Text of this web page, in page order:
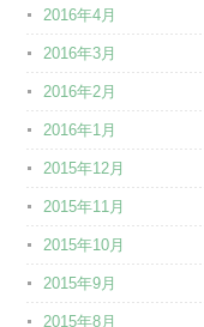
2016年4月
2016年3月
2016年2月
2016年1月
2015年12月
2015年11月
2015年10月
2015年9月
2015年8月